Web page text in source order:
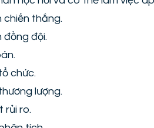
chiến thắng.
đồng đội.
chức.
lượng.
rủi ro.